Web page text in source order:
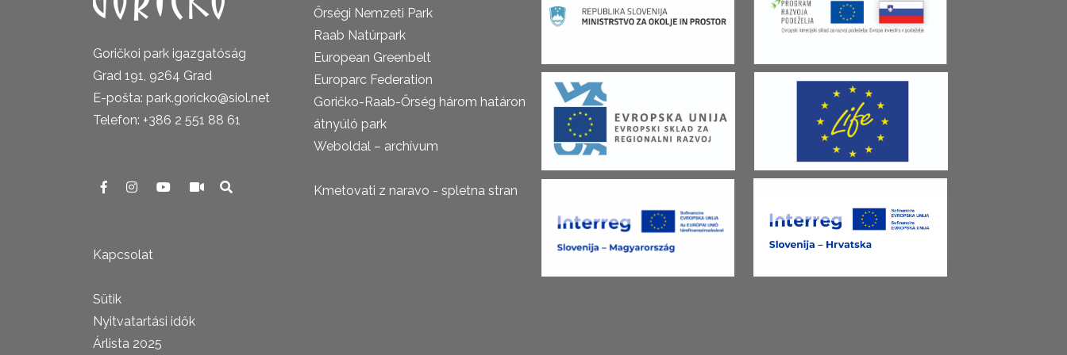
Goričkoi park igazgatóság
Grad 191, 9264 Grad
E-pošta: park.goricko@siol.net
Telefon: +386 2 551 88 61
Kapcsolat
Sütik
Nyitvatartási idők
Árlista 2025
Őrségi Nemzeti Park
Raab Natúrpark
European Greenbelt
Europarc Federation
Goričko-Raab-Őrség három határon
átnyúló park
Weboldal – archívum
Kmetovati z naravo - spletna stran